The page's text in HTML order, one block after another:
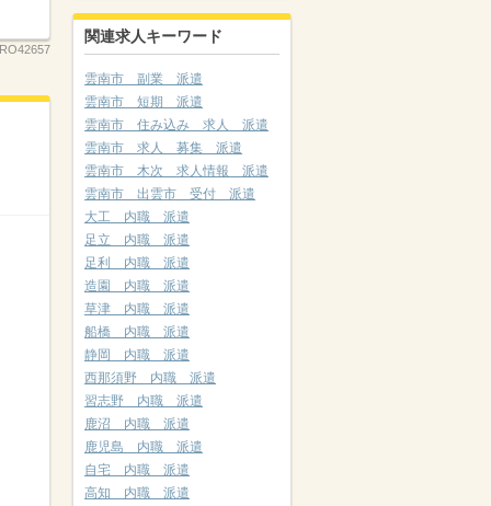
RO42657
関連求人キーワード
雲南市 副業 派遣
雲南市 短期 派遣
雲南市 住み込み 求人 派遣
雲南市 求人 募集 派遣
雲南市 木次 求人情報 派遣
雲南市 出雲市 受付 派遣
大工 内職 派遣
足立 内職 派遣
足利 内職 派遣
造園 内職 派遣
草津 内職 派遣
船橋 内職 派遣
静岡 内職 派遣
西那須野 内職 派遣
習志野 内職 派遣
鹿沼 内職 派遣
鹿児島 内職 派遣
自宅 内職 派遣
高知 内職 派遣